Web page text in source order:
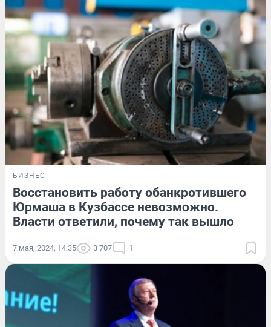
БИЗНЕС
Восстановить работу обанкротившего
Юрмаша в Кузбассе невозможно.
Власти ответили, почему так вышло
7 мая, 2024, 14:35 3 707 1